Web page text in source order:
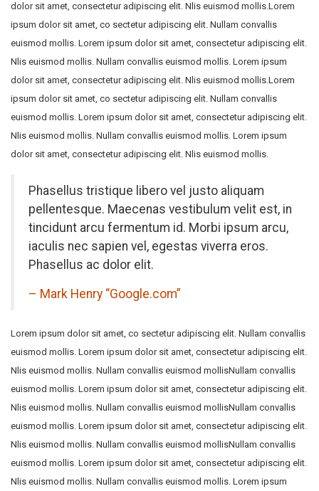
dolor sit amet, consectetur adipiscing elit. Nlis euismod mollis.Lorem
ipsum dolor sit amet, co sectetur adipiscing elit. Nullam convallis
euismod mollis. Lorem ipsum dolor sit amet, consectetur adipiscing elit.
Nlis euismod mollis. Nullam convallis euismod mollis. Lorem ipsum
dolor sit amet, consectetur adipiscing elit. Nlis euismod mollis.Lorem
ipsum dolor sit amet, co sectetur adipiscing elit. Nullam convallis
euismod mollis. Lorem ipsum dolor sit amet, consectetur adipiscing elit.
Nlis euismod mollis. Nullam convallis euismod mollis. Lorem ipsum
dolor sit amet, consectetur adipiscing elit. Nlis euismod mollis.
Phasellus tristique libero vel justo aliquam
pellentesque. Maecenas vestibulum velit est, in
tincidunt arcu fermentum id. Morbi ipsum arcu,
iaculis nec sapien vel, egestas viverra eros.
Phasellus ac dolor elit.
– Mark Henry “Google.com”
Lorem ipsum dolor sit amet, co sectetur adipiscing elit. Nullam convallis
euismod mollis. Lorem ipsum dolor sit amet, consectetur adipiscing elit.
Nlis euismod mollis. Nullam convallis euismod mollisNullam convallis
euismod mollis. Lorem ipsum dolor sit amet, consectetur adipiscing elit.
Nlis euismod mollis. Nullam convallis euismod mollisNullam convallis
euismod mollis. Lorem ipsum dolor sit amet, consectetur adipiscing elit.
Nlis euismod mollis. Nullam convallis euismod mollisNullam convallis
euismod mollis. Lorem ipsum dolor sit amet, consectetur adipiscing elit.
Nlis euismod mollis. Nullam convallis euismod mollis. Lorem ipsum